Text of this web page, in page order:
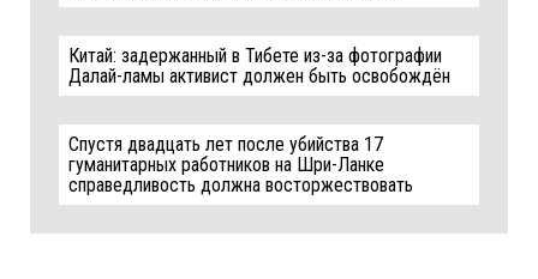
Китай: задержанный в Тибете из-за фотографии
Далай-ламы активист должен быть освобождён
Спустя двадцать лет после убийства 17
гуманитарных работников на Шри-Ланке
справедливость должна восторжествовать